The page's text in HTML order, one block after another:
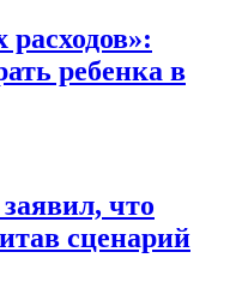
ребенка в
что
сценарий